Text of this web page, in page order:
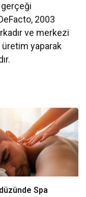
gerçeği
2003
ve merkezi
üretim yaparak
Spa